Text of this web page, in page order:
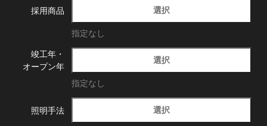
採用商品 選択
指定なし
竣工年・
オープン年
選択
指定なし
照明手法 選択